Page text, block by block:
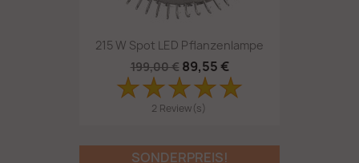
215 W Spot LED Pflanzenlampe
199,00 € 89,55 €
2 Review(s)
SONDERPREIS!